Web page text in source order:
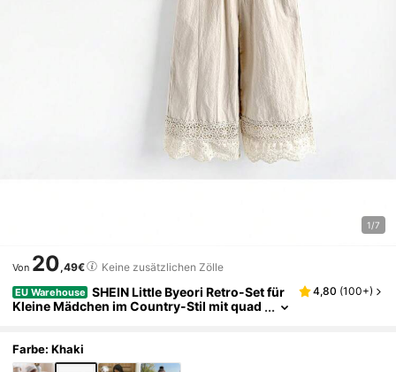
1/7
Von 20,49€ Keine zusätzlichen Zölle
EU Warehouse SHEIN Little Byeori Retro-Set für
Kleine Mädchen im Country-Stil mit quad
ches, schlichtes Outfit für Outdoor, Schule, Ur
laub, vielseitig, Frühling/Sommer
4,80 (100+)
Farbe: Khaki